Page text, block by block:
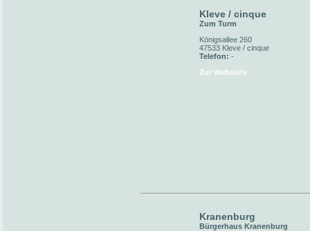
Kleve / cinque
Zum Turm
Königsallee 260
47533 Kleve / cinque
Telefon: -
Zur Webseite
Kranenburg
Bürgerhaus Kranenburg